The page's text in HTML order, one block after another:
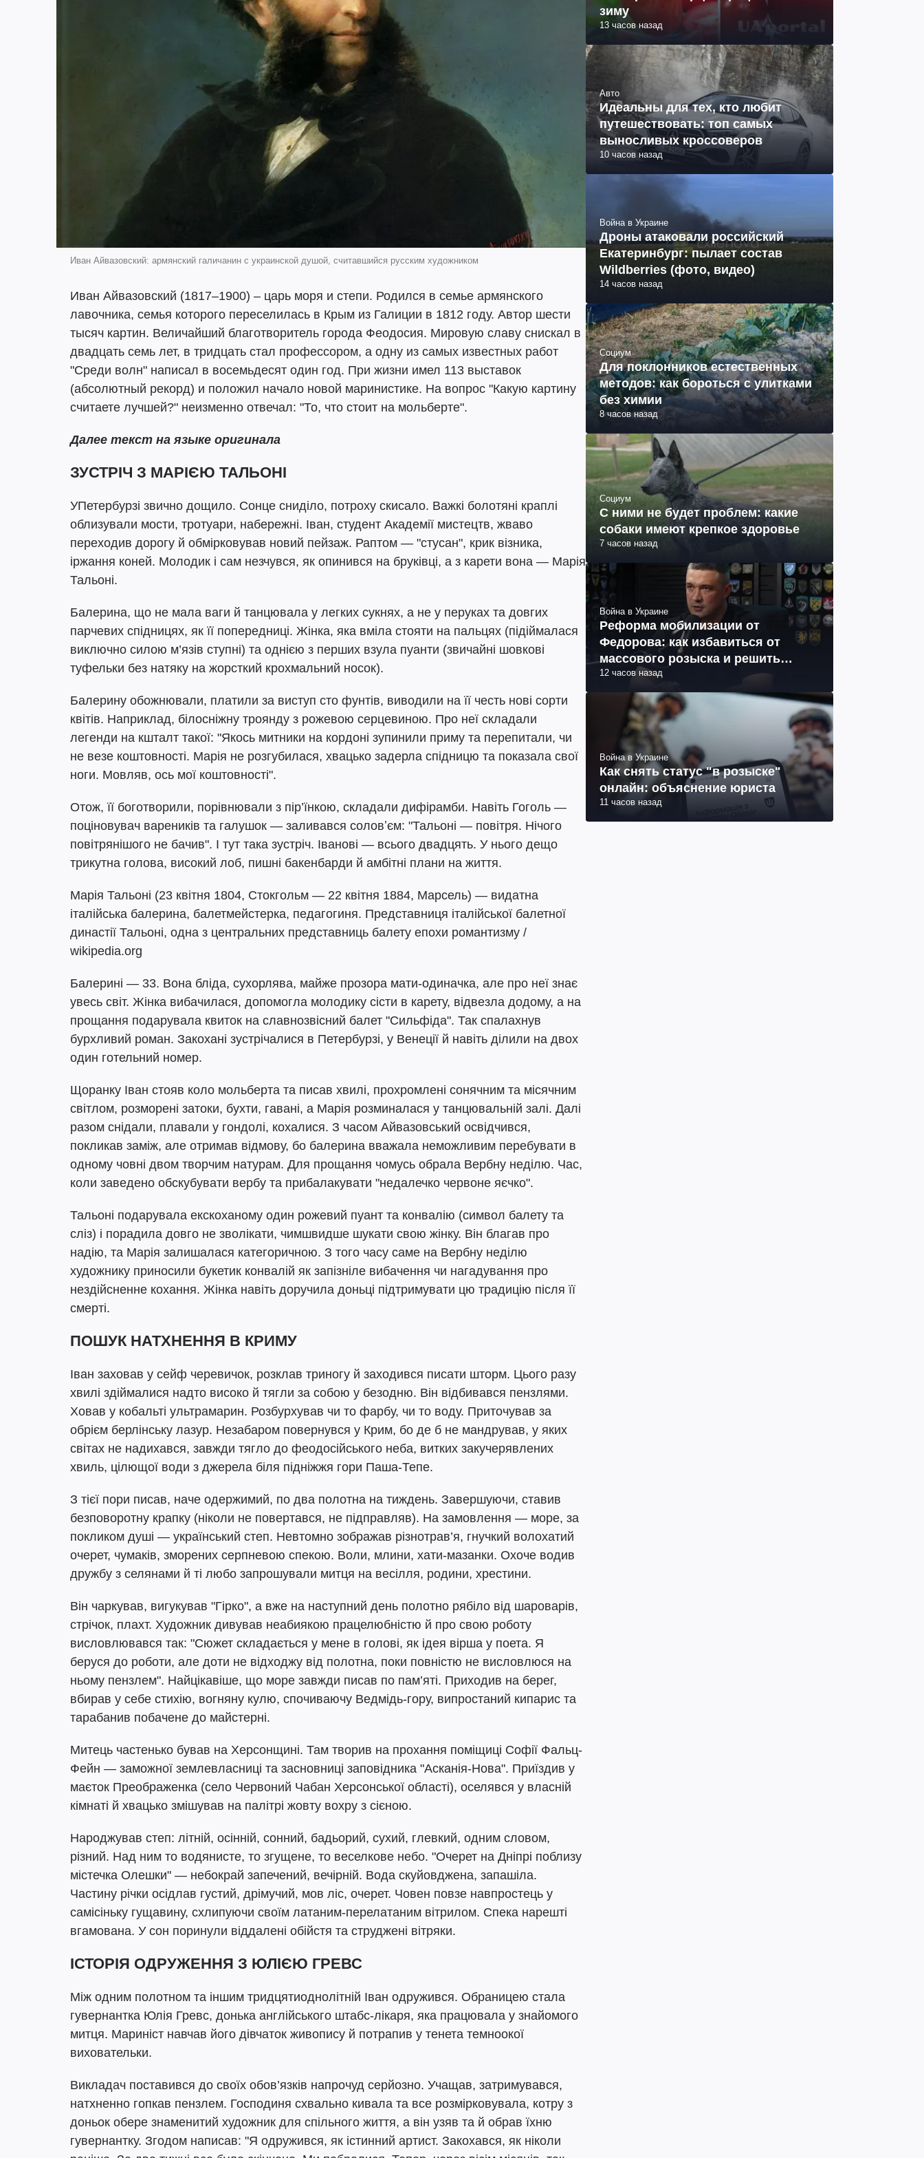
Иван Айвазовский: армянский галичанин с украинской душой, считавшийся русским художником
Иван Айвазовский (1817–1900) – царь моря и степи. Родился в семье армянского
лавочника, семья которого переселилась в Крым из Галиции в 1812 году. Автор шести
тысяч картин. Величайший благотворитель города Феодосия. Мировую славу снискал в
двадцать семь лет, в тридцать стал профессором, а одну из самых известных работ
"Среди волн" написал в восемьдесят один год. При жизни имел 113 выставок
(абсолютный рекорд) и положил начало новой маринистике. На вопрос "Какую картину
считаете лучшей?" неизменно отвечал: "То, что стоит на мольберте".
Далее текст на языке оригинала
ЗУСТРІЧ З МАРІЄЮ ТАЛЬОНІ
УПетербурзі звично дощило. Сонце сниділо, потроху скисало. Важкі болотяні краплі
облизували мости, тротуари, набережні. Іван, студент Академії мистецтв, жваво
переходив дорогу й обмірковував новий пейзаж. Раптом — "стусан", крик візника,
іржання коней. Молодик і сам незчувся, як опинився на бруківці, а з карети вона — Марія
Тальоні.
Балерина, що не мала ваги й танцювала у легких сукнях, а не у перуках та довгих
парчевих спідницях, як її попередниці. Жінка, яка вміла стояти на пальцях (підіймалася
виключно силою м’язів ступні) та однією з перших взула пуанти (звичайні шовкові
туфельки без натяку на жорсткий крохмальний носок).
Балерину обожнювали, платили за виступ сто фунтів, виводили на її честь нові сорти
квітів. Наприклад, білосніжну троянду з рожевою серцевиною. Про неї складали
легенди на кшталт такої: "Якось митники на кордоні зупинили приму та перепитали, чи
не везе коштовності. Марія не розгубилася, хвацько задерла спідницю та показала свої
ноги. Мовляв, ось мої коштовності".
Отож, її боготворили, порівнювали з пір’їнкою, складали дифірамби. Навіть Гоголь —
поціновувач вареників та галушок — заливався соловʼєм: "Тальоні — повітря. Нічого
повітрянішого не бачив". І тут така зустріч. Іванові — всього двадцять. У нього дещо
трикутна голова, високий лоб, пишні бакенбарди й амбітні плани на життя.
Марія Тальоні (23 квітня 1804, Стокгольм — 22 квітня 1884, Марсель) — видатна
італійська балерина, балетмейстерка, педагогиня. Представниця італійської балетної
династії Тальоні, одна з центральних представниць балету епохи романтизму /
wikipedia.org
Балерині — 33. Вона бліда, сухорлява, майже прозора мати-одиначка, але про неї знає
увесь світ. Жінка вибачилася, допомогла молодику сісти в карету, відвезла додому, а на
прощання подарувала квиток на славнозвісний балет "Сильфіда". Так спалахнув
бурхливий роман. Закохані зустрічалися в Петербурзі, у Венеції й навіть ділили на двох
один готельний номер.
Щоранку Іван стояв коло мольберта та писав хвилі, прохромлені сонячним та місячним
світлом, розморені затоки, бухти, гавані, а Марія розминалася у танцювальній залі. Далі
разом снідали, плавали у гондолі, кохалися. З часом Айвазовський освідчився,
покликав заміж, але отримав відмову, бо балерина вважала неможливим перебувати в
одному човні двом творчим натурам. Для прощання чомусь обрала Вербну неділю. Час,
коли заведено обскубувати вербу та прибалакувати "недалечко червоне яєчко".
Тальоні подарувала екскоханому один рожевий пуант та конвалію (символ балету та
сліз) і порадила довго не зволікати, чимшвидше шукати свою жінку. Він благав про
надію, та Марія залишалася категоричною. З того часу саме на Вербну неділю
художнику приносили букетик конвалій як запізніле вибачення чи нагадування про
нездійсненне кохання. Жінка навіть доручила доньці підтримувати цю традицію після її
смерті.
ПОШУК НАТХНЕННЯ В КРИМУ
Іван заховав у сейф черевичок, розклав триногу й заходився писати шторм. Цього разу
хвилі здіймалися надто високо й тягли за собою у безодню. Він відбивався пензлями.
Ховав у кобальті ультрамарин. Розбурхував чи то фарбу, чи то воду. Приточував за
обрієм берлінську лазур. Незабаром повернувся у Крим, бо де б не мандрував, у яких
світах не надихався, завжди тягло до феодосійського неба, витких закучерявлених
хвиль, цілющої води з джерела біля підніжжя гори Паша-Тепе.
З тієї пори писав, наче одержимий, по два полотна на тиждень. Завершуючи, ставив
безповоротну крапку (ніколи не повертався, не підправляв). На замовлення — море, за
покликом душі — український степ. Невтомно зображав різнотрав’я, гнучкий волохатий
очерет, чумаків, зморених серпневою спекою. Воли, млини, хати-мазанки. Охоче водив
дружбу з селянами й ті любо запрошували митця на весілля, родини, хрестини.
Він чаркував, вигукував "Гірко", а вже на наступний день полотно рябіло від шароварів,
стрічок, плахт. Художник дивував неабиякою працелюбністю й про свою роботу
висловлювався так: "Сюжет складається у мене в голові, як ідея вірша у поета. Я
беруся до роботи, але доти не відходжу від полотна, поки повністю не висловлюся на
ньому пензлем". Найцікавіше, що море завжди писав по пам’яті. Приходив на берег,
вбирав у себе стихію, вогняну кулю, спочиваючу Ведмідь-гору, випростаний кипарис та
тарабанив побачене до майстерні.
Митець частенько бував на Херсонщині. Там творив на прохання поміщиці Софії Фальц-
Фейн — заможної землевласниці та засновниці заповідника "Асканія-Нова". Приїздив у
маєток Преображенка (село Червоний Чабан Херсонської області), оселявся у власній
кімнаті й хвацько змішував на палітрі жовту вохру з сієною.
Народжував степ: літній, осінній, сонний, бадьорий, сухий, глевкий, одним словом,
різний. Над ним то водянисте, то згущене, то веселкове небо. "Очерет на Дніпрі поблизу
містечка Олешки" — небокрай запечений, вечірній. Вода скуйовджена, запашіла.
Частину річки осідлав густий, дрімучий, мов ліс, очерет. Човен повзе навпростець у
самісіньку гущавину, схлипуючи своїм латаним-перелатаним вітрилом. Спека нарешті
вгамована. У сон поринули віддалені обійстя та струджені вітряки.
ІСТОРІЯ ОДРУЖЕННЯ З ЮЛІЄЮ ГРЕВС
Між одним полотном та іншим тридцятиоднолітній Іван одружився. Обраницею стала
гувернантка Юлія Гревс, донька англійського штабс-лікаря, яка працювала у знайомого
митця. Мариніст навчав його дівчаток живопису й потрапив у тенета темноокої
виховательки.
Викладач поставився до своїх обов’язків напрочуд серйозно. Учащав, затримувався,
натхненно гопкав пензлем. Господиня схвально кивала та все розмірковувала, котру з
доньок обере знаменитий художник для спільного життя, а він узяв та й обрав їхню
гувернантку. Згодом написав: "Я одружився, як істинний артист. Закохався, як ніколи
зиму
13 часов назад
Авто
Идеальны для тех, кто любит
путешествовать: топ самых
выносливых кроссоверов
10 часов назад
Война в Украине
Дроны атаковали российский
Екатеринбург: пылает состав
Wildberries (фото, видео)
14 часов назад
Социум
Для поклонников естественных
методов: как бороться с улитками
без химии
8 часов назад
Социум
С ними не будет проблем: какие
собаки имеют крепкое здоровье
7 часов назад
Война в Украине
Реформа мобилизации от
Федорова: как избавиться от
массового розыска и решить
проблему СОЧ
12 часов назад
Война в Украине
Как снять статус "в розыске"
онлайн: объяснение юриста
11 часов назад